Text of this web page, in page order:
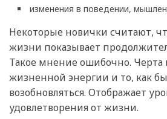
изменения в поведении,
Некоторые новички считают,
жизни показывает
Такое мнение ошибочно. Черта
жизненной энергии и то, как
возобновляться. Отображает
удовлетворения от жизни.